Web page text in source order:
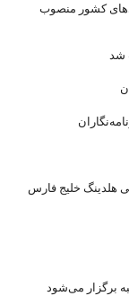
کشور منصوب
شد
هلدینگ خلیج فارس
برگزار می‌شود